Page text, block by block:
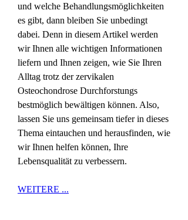
und welche Behandlungsmöglichkeiten
es gibt, dann bleiben Sie unbedingt
dabei. Denn in diesem Artikel werden
wir Ihnen alle wichtigen Informationen
liefern und Ihnen zeigen, wie Sie Ihren
Alltag trotz der zervikalen
Osteochondrose Durchforstungs
bestmöglich bewältigen können. Also,
lassen Sie uns gemeinsam tiefer in dieses
Thema eintauchen und herausfinden, wie
wir Ihnen helfen können, Ihre
Lebensqualität zu verbessern.
WEITERE ...